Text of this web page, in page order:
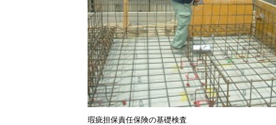
瑕疵担保責任保険の基礎検査